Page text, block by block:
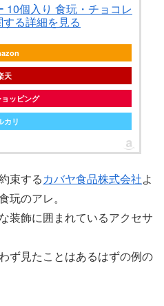
10個入り 食玩・チョコレ
る詳細を見る
天
ッピング
カリ
束するカバヤ食品株式会社よ
玩のアレ。
装飾に囲まれているアクセサ
ず見たことはあるはずの例の